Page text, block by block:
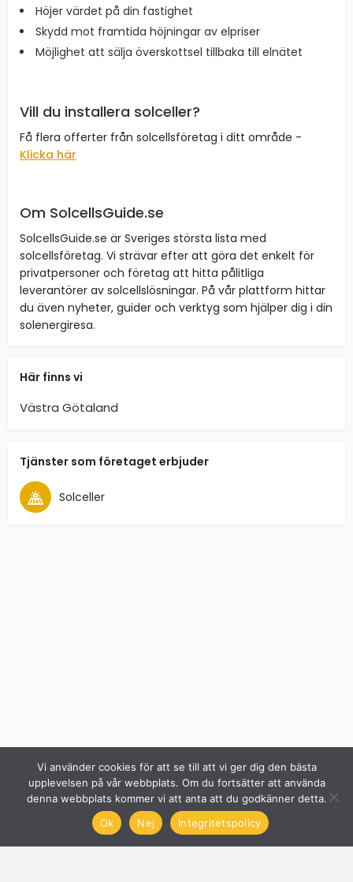
Höjer värdet på din fastighet
Skydd mot framtida höjningar av elpriser
Möjlighet att sälja överskottsel tillbaka till elnätet
Vill du installera solceller?
Få flera offerter från solcellsföretag i ditt område -
Klicka här
Om SolcellsGuide.se
SolcellsGuide.se är Sveriges största lista med
solcellsföretag. Vi strävar efter att göra det enkelt för
privatpersoner och företag att hitta pålitliga
leverantörer av solcellslösningar. På vår plattform hittar
du även nyheter, guider och verktyg som hjälper dig i din
solenergiresa.
Här finns vi
Västra Götaland
Tjänster som företaget erbjuder
Solceller
Vi använder cookies för att se till att vi ger dig den bästa
upplevelsen på vår webbplats. Om du fortsätter att använda
denna webbplats kommer vi att anta att du godkänner detta.
Ok
Nej Integritetspolicy